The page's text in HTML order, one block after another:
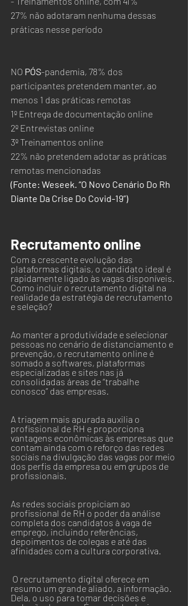
27% não adotaram nenhuma dessas
práticas nesse período
NO PÓS-pandemia, 78% dos
participantes pretendem manter, ao
menos 1 das práticas remotas
1º Entrega de documentação online
2º Entrevistas online
3º Treinamentos online
22% não pretendem adotar as práticas
remotas mencionadas
(Fonte: Weseek. “O Novo Cenário Do Rh
Diante Da Crise Do Covid-19”)
Recrutamento online
Com a crescente evolução das
plataformas digitais, o candidato ideal é
rapidamente ligado às vagas disponíveis.
Como incluir o recrutamento digital na
realidade da estratégia de recrutamento
e seleção?
Ao manter a produtividade e selecionar
pessoas no cenário de distanciamento e
prevenção, o recrutamento online é
somado a softwares, plataformas
especializadas e sites nas já
consolidadas áreas de “trabalhe
conosco” das empresas.
A triagem mais apurada auxilia o
profissional de RH e proporciona
vantagens econômicas às empresas que
contam ainda com o reforço das redes
sociais na divulgação das vagas por meio
dos perfis da empresa ou em grupos de
profissionais.
As redes sociais propiciam ao
profissional de RH o poder da análise
completa dos candidatos à vaga de
emprego, incluindo referências,
depoimentos de colegas e até das
afinidades com a cultura corporativa.
resumo um grande aliado, a informação.
Dela, o uso para tomar decisões e